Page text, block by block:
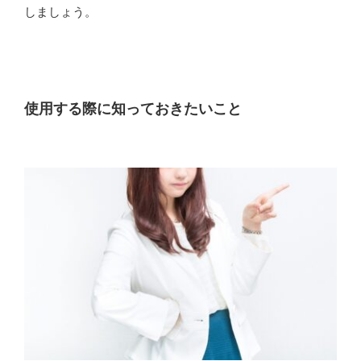
しましょう。
使用する際に知っておきたいこと